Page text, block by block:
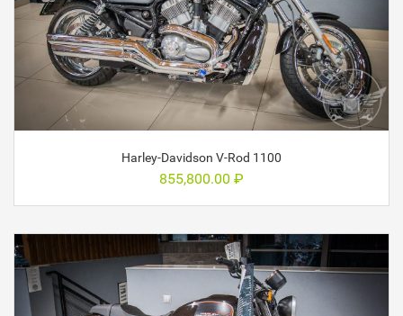
Harley-Davidson V-Rod 1100
855,800.00 ₽